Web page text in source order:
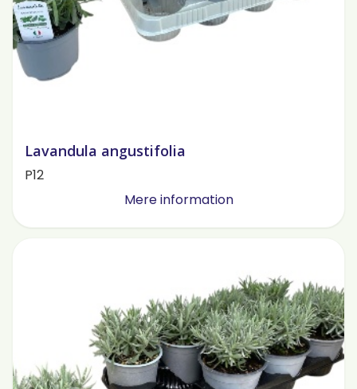
Lavandula angustifolia
P12
Mere information